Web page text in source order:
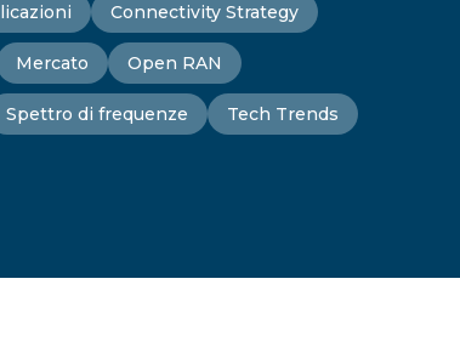
Connectivity Strategy
Mercato Open RAN
Spettro di frequenze Tech Trends